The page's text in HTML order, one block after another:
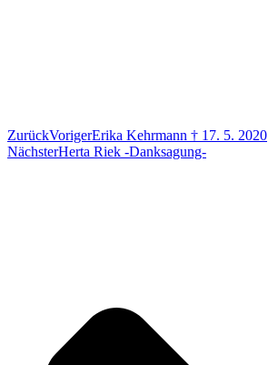
ZurückVorigerErika Kehrmann † 17. 5. 2020
NächsterHerta Riek -Danksagung-